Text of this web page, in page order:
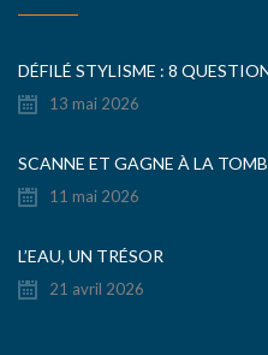
DÉFILÉ STYLISME : 8
13 mai 2026
SCANNE ET GAGNE À LA
11 mai 2026
L’EAU, UN TRÉSOR
21 avril 2026